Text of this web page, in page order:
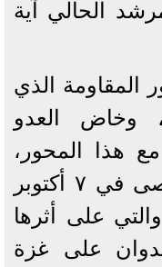
المرشد الحالي آية
المقاومة الذي
وخاض العدو
هذا المحور،
وكانت عملية طوفان الأقصى في ٧ أكتوبر
والتي على أثرها
على غزة